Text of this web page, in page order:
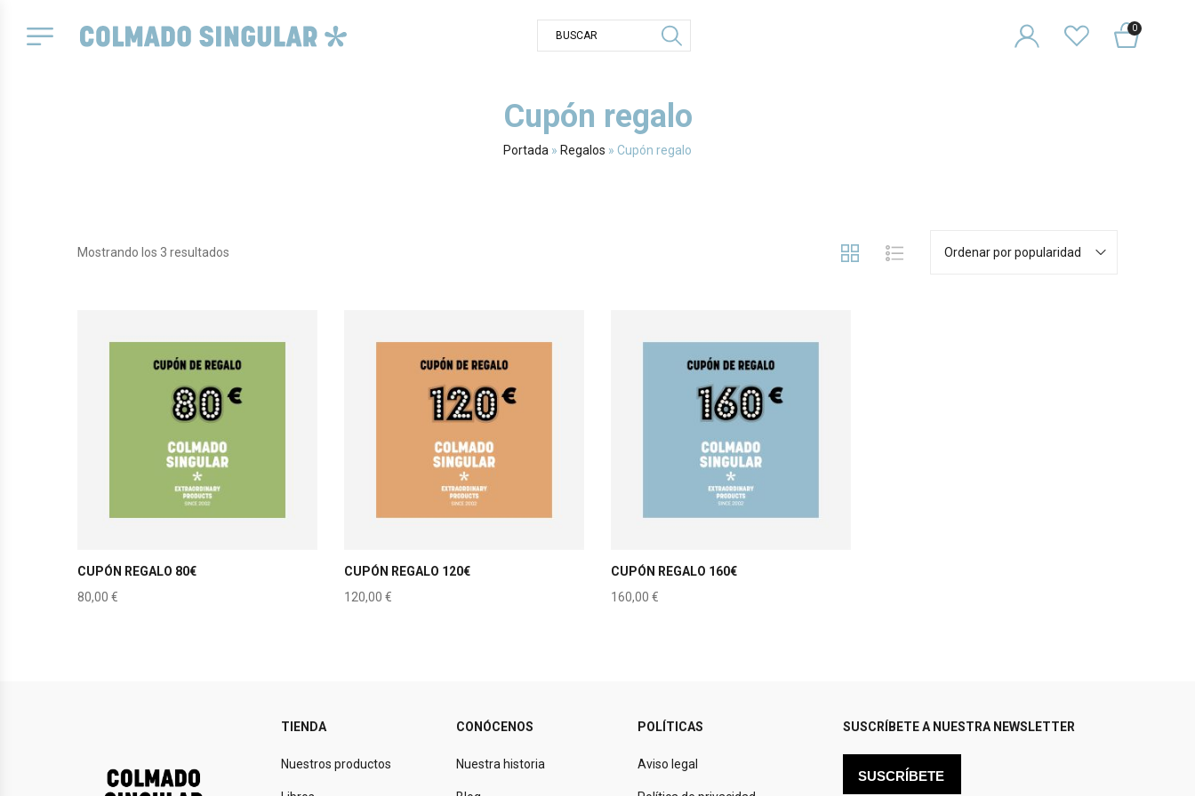
0
Cupón regalo
Portada » Regalos » Cupón regalo
Mostrando los 3 resultados Ordenar por popularidad
CUPÓN REGALO 80€
80,00 €
CUPÓN REGALO 120€
120,00 €
CUPÓN REGALO 160€
160,00 €
TIENDA
Nuestros productos
CONÓCENOS
Nuestra historia
POLÍTICAS
Aviso legal
SUSCRÍBETE A NUESTRA NEWSLETTER
SUSCRÍBETE